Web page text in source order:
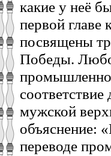
какие у неё
первой главе
посвящены
Победы.
мужской
объяснение:
переводе